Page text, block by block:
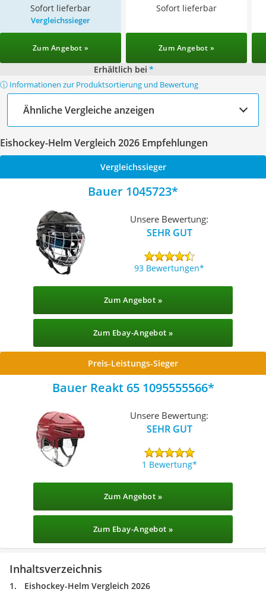
Sofort lieferbar Sofort lieferbar
Vergleichssieger
Zum Angebot » Zum Angebot »
Erhältlich bei *
ⓘ Informationen zur Produktsortierung und Bewertung
Ähnliche Vergleiche anzeigen
Eishockey-Helm Vergleich 2026 Empfehlungen
Vergleichssieger
Bauer 1045723
Unsere Bewertung:
SEHR GUT
93 Bewertungen
Zum Angebot »
Zum Ebay-Angebot »
Preis-Leistungs-Sieger
Bauer Reakt 65 1095555566
Unsere Bewertung:
SEHR GUT
1 Bewertung
Zum Angebot »
Zum Ebay-Angebot »
Inhaltsverzeichnis
Eishockey-Helm Vergleich 2026